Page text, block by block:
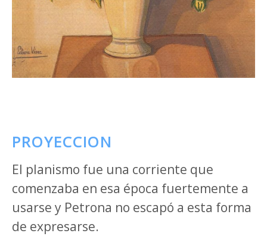
PROYECCION
El planismo fue una corriente que
comenzaba en esa época fuertemente a
usarse y Petrona no escapó a esta forma
de expresarse.